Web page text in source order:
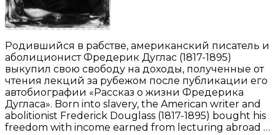
Родившийся в рабстве, американский писатель и
аболиционист Фредерик Дуглас (1817-1895)
выкупил свою свободу на доходы, полученные от
чтения лекций за рубежом после публикации его
автобиографии «Рассказ о жизни Фредерика
Дугласа». Born into slavery, the American writer and
abolitionist Frederick Douglass (1817-1895) bought his
freedom with income earned from lecturing abroad …